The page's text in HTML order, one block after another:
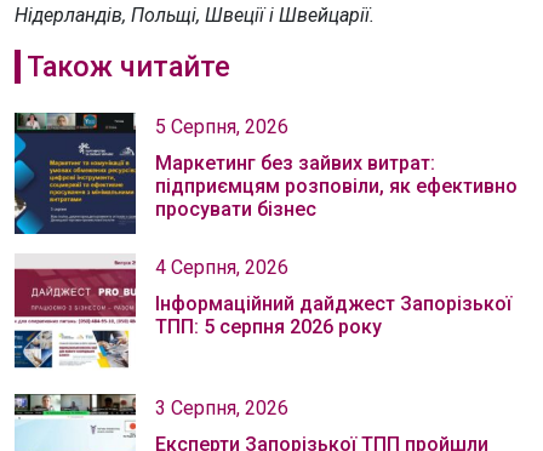
Нідерландів, Польщі, Швеції і Швейцарії.
Також читайте
5 Серпня, 2026
Маркетинг без зайвих витрат:
підприємцям розповіли, як ефективно
просувати бізнес
4 Серпня, 2026
Інформаційний дайджест Запорізької
ТПП: 5 серпня 2026 року
3 Серпня, 2026
Експерти Запорізької ТПП пройшли